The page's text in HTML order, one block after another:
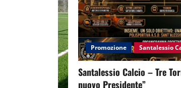
Promozione Santalessio
Santalessio Calcio – Tre
nuovo Presidente”